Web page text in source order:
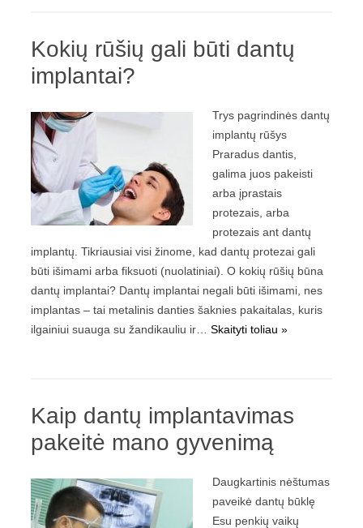
Kokių rūšių gali būti dantų
implantai?
Trys pagrindinės dantų
implantų rūšys
Praradus dantis,
galima juos pakeisti
arba įprastais
protezais, arba
protezais ant dantų
implantų. Tikriausiai visi žinome, kad dantų protezai gali
būti išimami arba fiksuoti (nuolatiniai). O kokių rūšių būna
dantų implantai? Dantų implantai negali būti išimami, nes
implantas – tai metalinis danties šaknies pakaitalas, kuris
ilgainiui suauga su žandikauliu ir… Skaityti toliau »
Kaip dantų implantavimas
pakeitė mano gyvenimą
Daugkartinis nėštumas
paveikė dantų būklę
Esu penkių vaikų